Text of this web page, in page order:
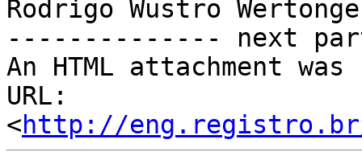
Rodrigo Wustro
-------------- next
An HTML attachment
URL:
<http://eng.registro.br/